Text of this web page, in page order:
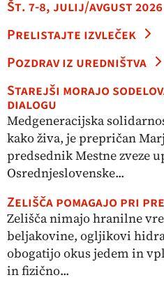
Št. 7-8, julij/avgust 2026
Prelistajte izvleček
Pozdrav iz uredništva
Starejši morajo
dialogu
Medgeneracijska
kako živa, je prepričan
predsednik Mestne zveze
Osrednjeslovenske...
Zelišča pomagajo pri
Zelišča nimajo hranilne
beljakovine, ogljikovi
obogatijo okus jedem in
in fizično...